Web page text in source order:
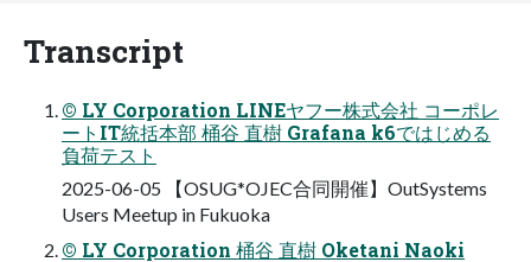
Transcript
© LY Corporation LINEヤフー株式会社 コーポレ
ートIT統括本部 桶谷 直樹 Grafana k6ではじめる
負荷テスト
2025-06-05 【OSUG*OJEC合同開催】OutSystems
Users Meetup in Fukuoka
© LY Corporation 桶谷 直樹 Oketani Naoki